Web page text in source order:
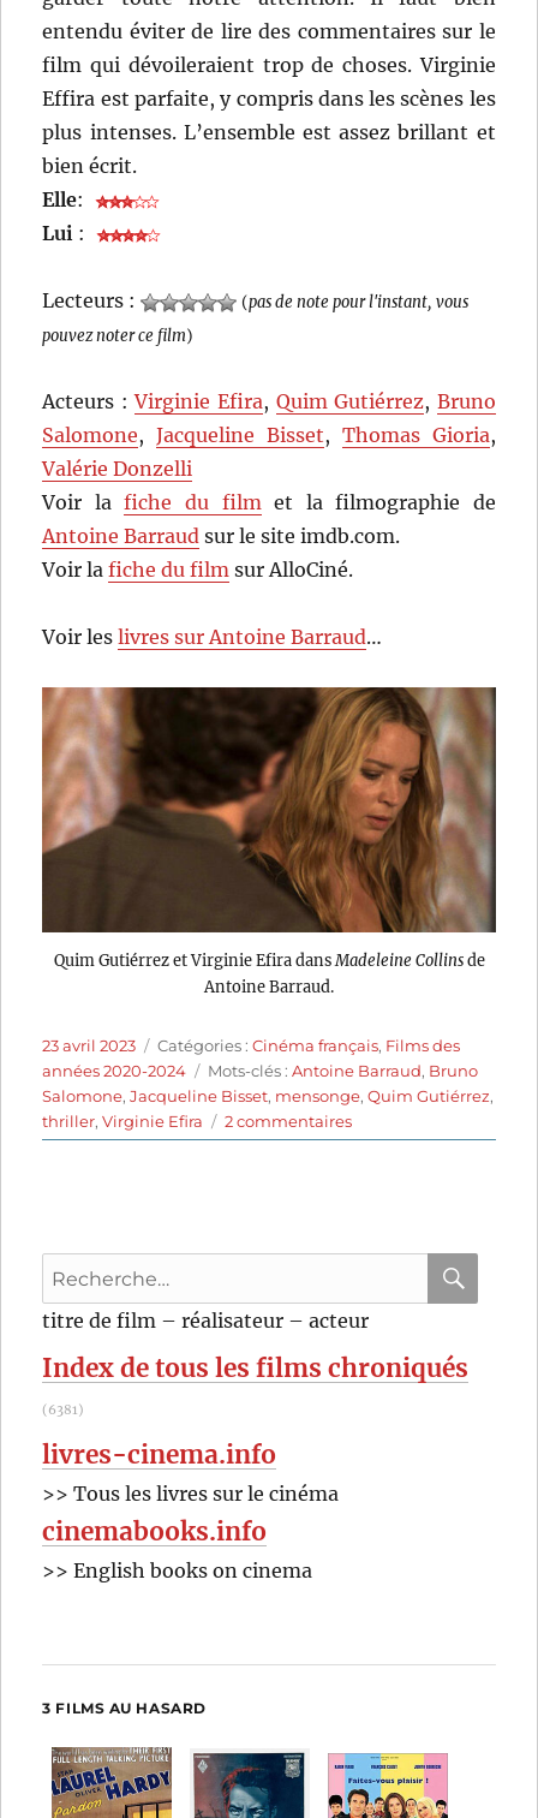
entendu éviter de lire des commentaires sur le
film qui dévoileraient trop de choses. Virginie
Effira est parfaite, y compris dans les scènes les
plus intenses. L’ensemble est assez brillant et
bien écrit.
Elle:
Lui :
Lecteurs : (pas de note pour l'instant, vous
pouvez noter ce film)
Acteurs :Virginie Efira, Quim Gutiérrez, Bruno
Salomone,Jacqueline Bisset, Thomas Gioria,
Valérie Donzelli
Voir lafiche du filmet la filmographie de
Antoine Barraud sur le site imdb.com.
Voir lafiche du film sur AlloCiné.
Voir leslivres sur Antoine Barraud…
Quim Gutiérrez et Virginie Efira dans Madeleine Collinsde
Antoine Barraud.
Publié
le
23 avril 2023 Catégories
Catégories :Cinéma français, Films des
années 2020-2024
Étiquettes
Mots-clés :Antoine Barraud, Bruno
Salomone,Jacqueline Bisset, mensonge,Quim Gutiérrez,
thriller,Virginie Efira 2 commentairessur
Madeleine
Recherche
pour
:
titre de film – réalisateur – acteur
Index de tous les films chroniqués
(6381)
livres-cinema.info
>> Tous les livres sur le cinéma
cinemabooks.info
>> English books on cinema
3 FILMS AU HASARD